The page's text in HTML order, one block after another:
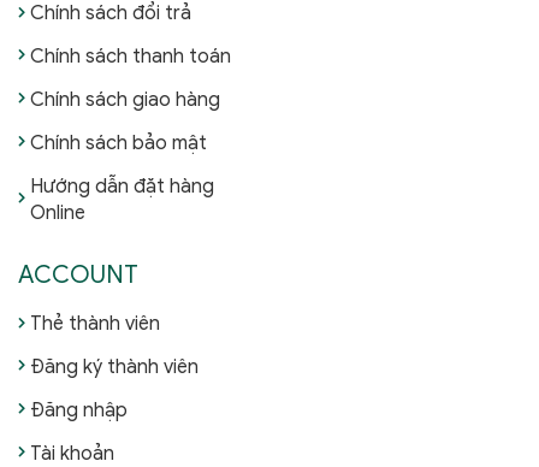
Chính sách đổi trả
Chính sách thanh toán
Chính sách giao hàng
Chính sách bảo mật
Hướng dẫn đặt hàng
Online
ACCOUNT
Thẻ thành viên
Đăng ký thành viên
Đăng nhập
Tài khoản